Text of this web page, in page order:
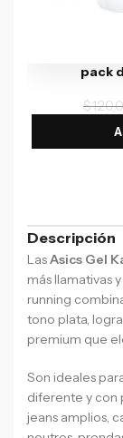
pack
$
Descripción
LasAsics Gel
más llamativas
running
tono plata,
premium que
Son ideales
diferente y con
jeans amplios,